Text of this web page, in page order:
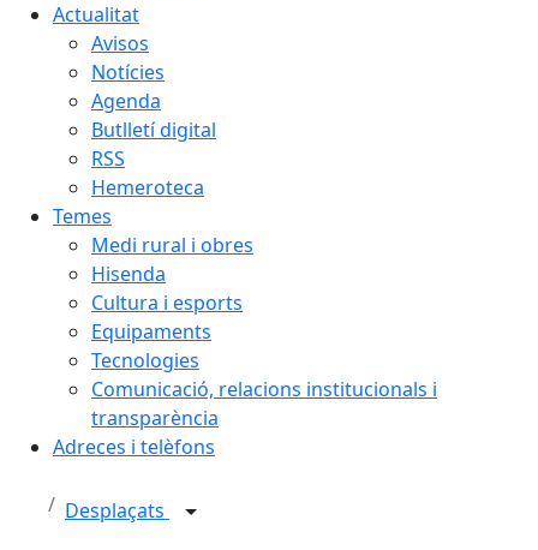
Actualitat
Avisos
Notícies
Agenda
Butlletí digital
RSS
Hemeroteca
Temes
Medi rural i obres
Hisenda
Cultura i esports
Equipaments
Tecnologies
Comunicació, relacions institucionals i
transparència
Adreces i telèfons
Desplaçats